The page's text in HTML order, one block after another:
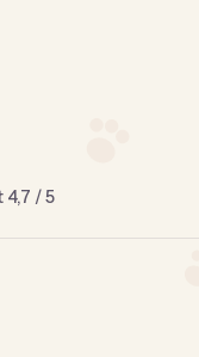
/ 5